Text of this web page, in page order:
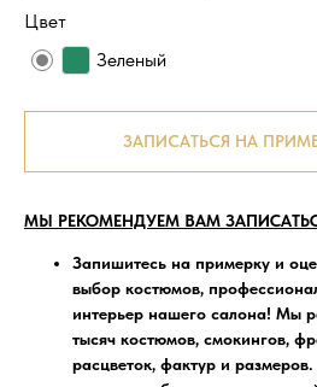
Цвет
Зеленый
ЗАПИСАТЬСЯ НА
МЫ РЕКОМЕНДУЕМ ВАМ
Запишитесь на примерку и
выбор костюмов,
интерьер нашего салона! Мы
тысяч костюмов, смокингов,
расцветок, фактур и